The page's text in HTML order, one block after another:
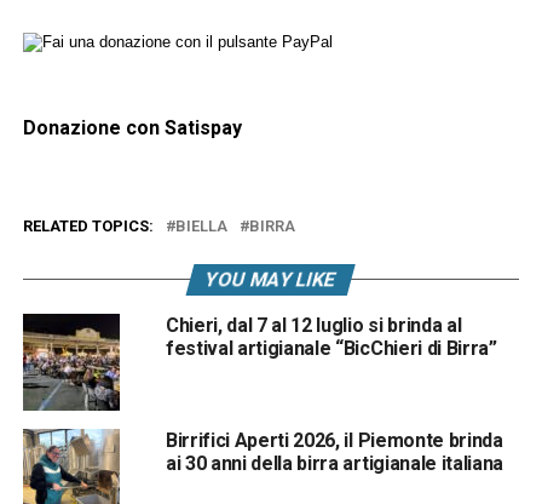
Donazione con Satispay
RELATED TOPICS: BIELLA BIRRA
YOU MAY LIKE
Chieri, dal 7 al 12 luglio si brinda al
festival artigianale “BicChieri di Birra”
Birrifici Aperti 2026, il Piemonte brinda
ai 30 anni della birra artigianale italiana